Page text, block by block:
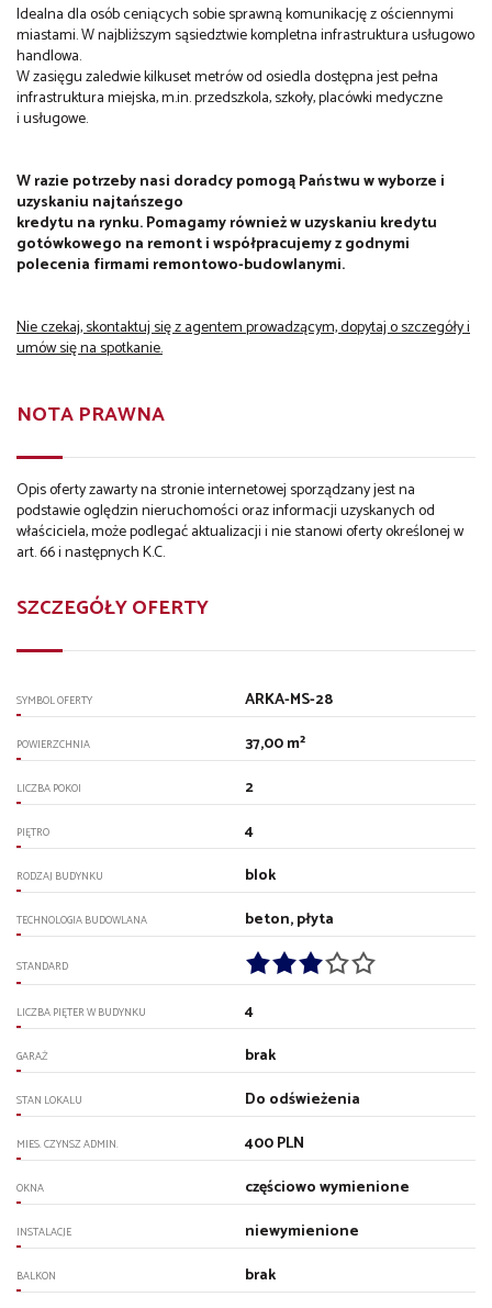
Idealna dla osób ceniących sobie sprawną komunikację z ościennymi
miastami. W najbliższym sąsiedztwie kompletna infrastruktura usługowo
handlowa.
W zasięgu zaledwie kilkuset metrów od osiedla dostępna jest pełna
infrastruktura miejska, m.in. przedszkola, szkoły, placówki medyczne
i usługowe.
W razie potrzeby nasi doradcy pomogą Państwu w wyborze i
uzyskaniu najtańszego
kredytu na rynku. Pomagamy również w uzyskaniu kredytu
gotówkowego na remont i współpracujemy z godnymi
polecenia firmami remontowo-budowlanymi.
Nie czekaj, skontaktuj się z agentem prowadzącym, dopytaj o szczegóły i
umów się na spotkanie.
NOTA PRAWNA
Opis oferty zawarty na stronie internetowej sporządzany jest na
podstawie oględzin nieruchomości oraz informacji uzyskanych od
właściciela, może podlegać aktualizacji i nie stanowi oferty określonej w
art. 66 i następnych K.C.
SZCZEGÓŁY OFERTY
SYMBOL OFERTY ARKA-MS-28
POWIERZCHNIA 37,00 m²
LICZBA POKOI 2
PIĘTRO 4
RODZAJ BUDYNKU blok
TECHNOLOGIA BUDOWLANA beton, płyta
STANDARD
LICZBA PIĘTER W BUDYNKU 4
GARAŻ brak
STAN LOKALU Do odświeżenia
MIES. CZYNSZ ADMIN. 400 PLN
OKNA częściowo wymienione
INSTALACJE niewymienione
BALKON
brak